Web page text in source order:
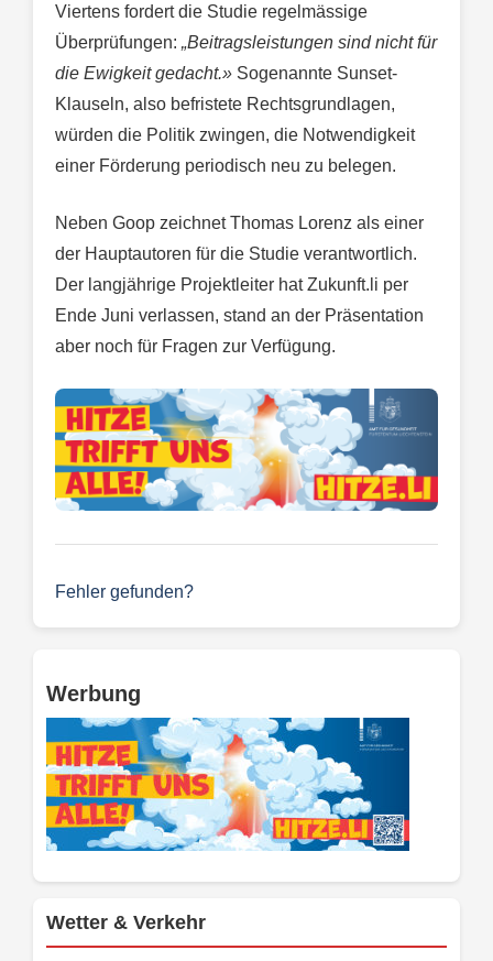
Viertens fordert die Studie regelmässige
Überprüfungen: „Beitragsleistungen sind nicht für
die Ewigkeit gedacht.» Sogenannte Sunset-
Klauseln, also befristete Rechtsgrundlagen,
würden die Politik zwingen, die Notwendigkeit
einer Förderung periodisch neu zu belegen.
Neben Goop zeichnet Thomas Lorenz als einer
der Hauptautoren für die Studie verantwortlich.
Der langjährige Projektleiter hat Zukunft.li per
Ende Juni verlassen, stand an der Präsentation
aber noch für Fragen zur Verfügung.
Fehler gefunden?
Werbung
Wetter & Verkehr